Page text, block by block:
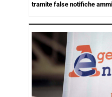
tramite false notifiche